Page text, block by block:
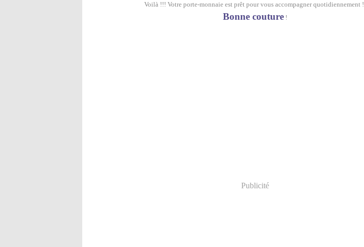
Voilà !!! Votre porte-monnaie est prêt pour vous accompagner quotidiennement !
Bonne couture!
Publicité